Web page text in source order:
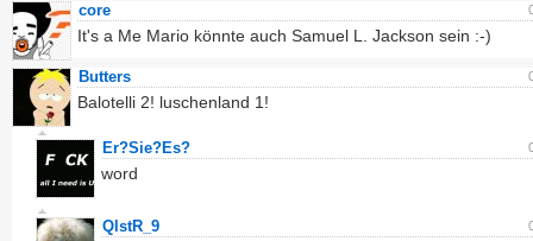
core
It's a Me Mario könnte auch Samuel L. Jackson sein :-)
Butters
Balotelli 2! luschenland 1!
Er?Sie?Es?
word
QlstR_9